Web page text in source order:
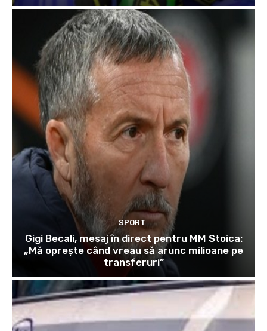
SPORT
Gigi Becali, mesaj în direct pentru MM Stoica:
„Mă oprește când vreau să arunc milioane pe
transferuri”